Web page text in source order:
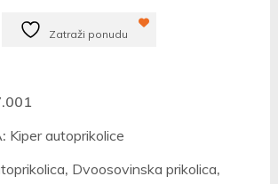
Zatraži ponudu
Kiper autoprikolice
, Dvoosovinska prikolica,